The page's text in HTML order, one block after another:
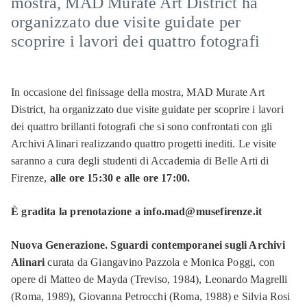
organizzato due visite guidate per
scoprire i lavori dei quattro fotografi
In occasione del finissage della mostra, MAD Murate Art
District, ha organizzato due visite guidate per scoprire i lavori
dei quattro brillanti fotografi che si sono confrontati con gli
Archivi Alinari realizzando quattro progetti inediti. Le visite
saranno a cura degli studenti di Accademia di Belle Arti di
Firenze, alle ore 15:30 e alle ore 17:00.
È gradita la prenotazione a info.mad@musefirenze.it
Nuova Generazione. Sguardi contemporanei sugli Archivi
Alinaricurata da Giangavino Pazzola e Monica Poggi, con
opere di Matteo de Mayda (Treviso, 1984), Leonardo Magrelli
(Roma, 1989), Giovanna Petrocchi (Roma, 1988) e Silvia Rosi